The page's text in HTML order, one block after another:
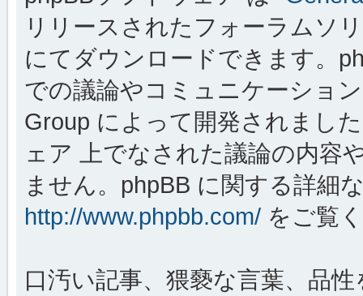
リリースされたフォーラムソ
にてダウンロードできます。
での議論やコミュニケーショ
Group によって開発されまし
ェア 上でなされた議論の内容
ません。phpBB に関する詳細
http://www.phpbb.com/ をご覧
口汚い記事、猥褻な言葉、品